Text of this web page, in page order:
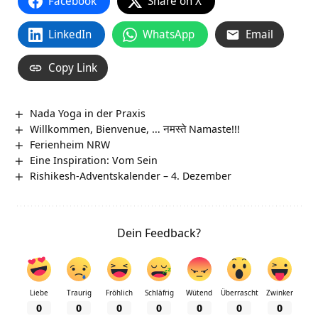
LinkedIn WhatsApp Email
Copy Link
Nada Yoga in der Praxis
Willkommen, Bienvenue, … नमस्ते Namaste!!!
Ferienheim NRW
Eine Inspiration: Vom Sein
Rishikesh-Adventskalender – 4. Dezember
Dein Feedback?
Liebe
0
Traurig
0
Fröhlich
0
Schläfrig
0
Wütend
0
Überrascht
0
Zwinker
0